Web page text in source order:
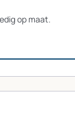
op maat.